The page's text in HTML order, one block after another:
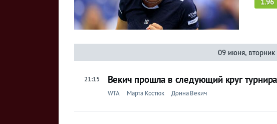
1.96
09 июня, вторник
21:15 Векич прошла в следующий круг
WTA Марта Костюк Донна Векич